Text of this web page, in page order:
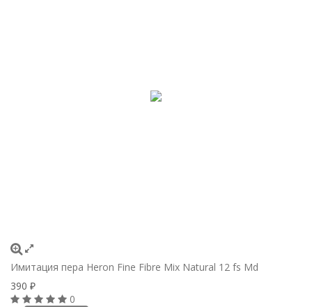
Имитация пера Heron Fine Fibre Mix Natural 12 fs Md
390 ₽
0